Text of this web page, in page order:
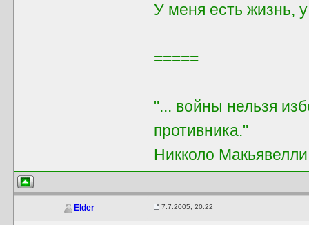
У меня есть жизнь,
=====
"... войны нельзя
противника."
Никколо Макьявелли
Elder 7.7.2005, 20:22